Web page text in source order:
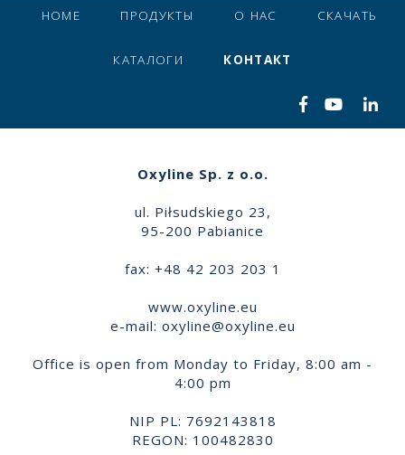
HOME ПРОДУКТЫ О НАС СКАЧАТЬ
КАТАЛОГИ КОНТАКТ
Oxyline Sp. z o.o.
ul. Piłsudskiego 23,
95-200 Pabianice
fax: +48 42 203 203 1
www.oxyline.eu
e-mail: oxyline@oxyline.eu
Office is open from Monday to Friday, 8:00 am -
4:00 pm
NIP PL: 7692143818
REGON: 100482830